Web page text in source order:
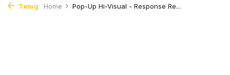
Terug Home Pop-Up Hi-Visual - Response Re...